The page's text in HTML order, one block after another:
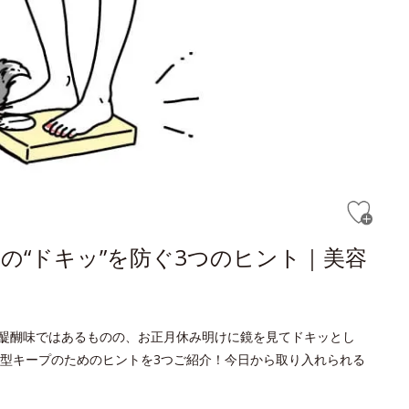
“ドキッ”を防ぐ3つのヒント｜美容
味ではあるものの、お正月休み明けに鏡を見てドキッとし
キープのためのヒントを3つご紹介！今日から取り入れられる